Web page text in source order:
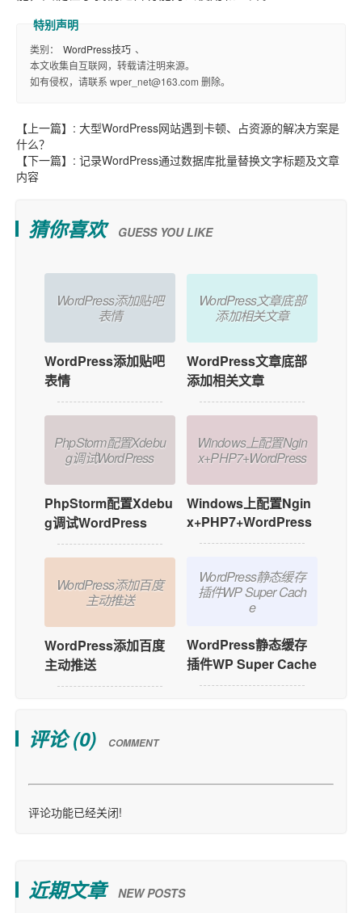
类别： WordPress技巧 、
本文收集自互联网，转载请注明来源。
如有侵权，请联系 wper_net@163.com 删除。
【上一篇】: 大型WordPress网站遇到卡顿、占资源的解决方案是
什么？
【下一篇】: 记录WordPress通过数据库批量替换文字标题及文章
内容
猜你喜欢 GUESS YOU LIKE
WordPress添加贴吧
表情
WordPress添加贴吧
表情
PhpStorm配置Xdebu
g调试WordPress
PhpStorm配置Xdebu
g调试WordPress
WordPress添加百度
主动推送
WordPress添加百度
主动推送
WordPress文章底部
添加相关文章
WordPress文章底部
添加相关文章
Windows上配置Ngin
x+PHP7+WordPress
Windows上配置Ngin
x+PHP7+WordPress
WordPress静态缓存
插件WP Super Cach
e
WordPress静态缓存
插件WP Super Cache
评论 (0) COMMENT
评论功能已经关闭!
近期文章 NEW POSTS